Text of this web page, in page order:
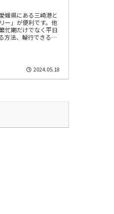
媛県にある三崎港と
ー」が便利です。他
忙期だけでなく平日
方法、輪行できるの
2024.05.18